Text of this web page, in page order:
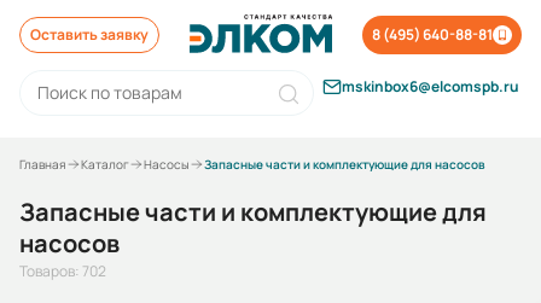
Оставить заявку 8 (495) 640-88-81
mskinbox6@elcomspb.ru
Главная Каталог Насосы Запасные части и комплектующие для насосов
Запасные части и комплектующие для
насосов
Товаров: 702